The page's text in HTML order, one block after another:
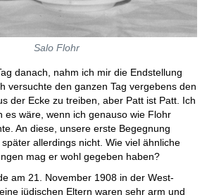
Salo Flohr
danach, nahm ich mir die Endstellung
versuchte den ganzen Tag vergebens den
der Ecke zu treiben, aber Patt ist Patt. Ich
es wäre, wenn ich genauso wie Flohr
An diese, unsere erste Begegnung
allerdings nicht. Wie viel ähnliche
mag er wohl gegeben haben?
am 21. November 1908 in der West-
jüdischen Eltern waren sehr arm und